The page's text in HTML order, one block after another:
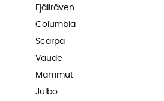
Fjällräven
Columbia
Scarpa
Vaude
Mammut
Julbo